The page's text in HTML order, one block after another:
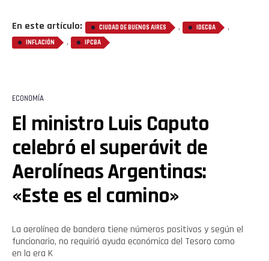
En este artículo: CIUDAD DE BUENOS AIRES , IDECBA ,
INFLACIÓN , IPCBA
ECONOMÍA
El ministro Luis Caputo
celebró el superávit de
Aerolíneas Argentinas:
«Este es el camino»
La aerolínea de bandera tiene números positivos y según el
funcionario, no requirió ayuda económica del Tesoro como
en la era K